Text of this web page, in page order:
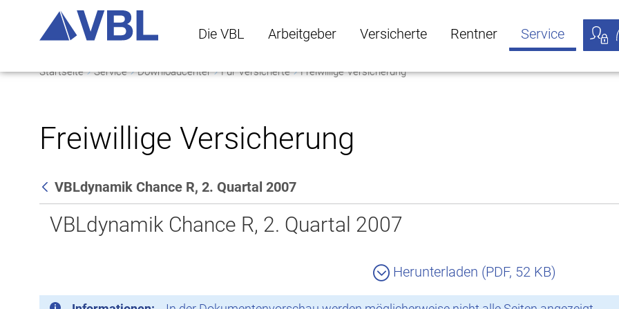
Die VBL
Die VBL Untermenü öffnen
Arbeitgeber
Arbeitgeber Untermenü öffnen
Versicherte
Versicherte Untermenü öffnen
Rentner Service
Startseite Service Downloadcenter Für Versicherte Freiwillige Versicherung
Freiwillige Versicherung
Zurück
VBLdynamik Chance R, 2. Quartal 2007
VBLdynamik Chance R, 2. Quartal 2007
Herunterladen (PDF, 52 KB)